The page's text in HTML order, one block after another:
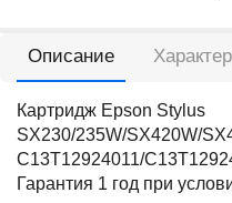
Описание
Картридж Epson Stylus
SX230/235W/SX420W/
C13T12924011/
Гарантия 1 год при